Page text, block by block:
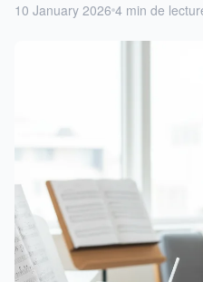
10 January 2026 4 min de